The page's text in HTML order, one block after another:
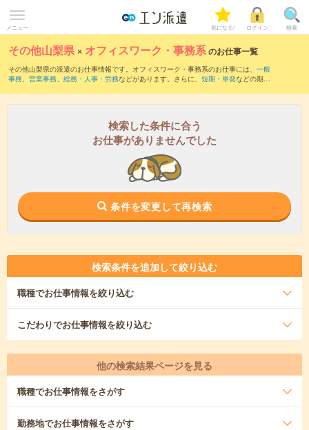
メニュー 気になる! ログイン 検索
その他山梨県 × オフィスワーク・事務系のお仕事一覧
その他山梨県の派遣のお仕事情報です。オフィスワーク・事務系のお仕事には、 一般
事務、 営業事務、 総務・人事・労務などがあります。さらに、 短期 ・ 単発などの期間
検索した条件に合う
お仕事がありませんでした
条件を変更して再検索
検索条件を追加して絞り込む
職種でお仕事情報を絞り込む
こだわりでお仕事情報を絞り込む
他の検索結果ページを見る
職種でお仕事情報をさがす
勤務地でお仕事情報をさがす